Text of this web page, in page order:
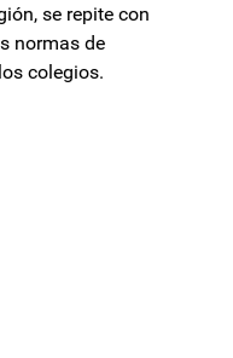
se repite con
normas de
colegios.